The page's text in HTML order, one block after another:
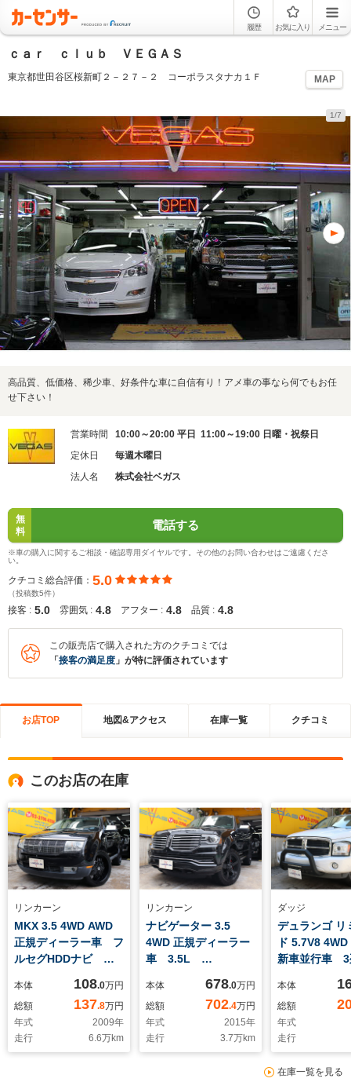
履歴 お気に入り メニュー
ｃａｒ ｃｌｕｂ ＶＥＧＡＳ
東京都世田谷区桜新町２－２７－２ コーポラスタナカ１Ｆ MAP
1/7
高品質、低価格、稀少車、好条件な車に自信有り！アメ車の事なら何でもお任
せ下さい！
営業時間
10:00～20:00 平日 11:00～19:00 日曜・祝祭日
定休日
毎週木曜日
法人名
株式会社ベガス
無
料
電話する
※車の購入に関するご相談・確認専用ダイヤルです。その他のお問い合わせはご遠慮くださ
い。
クチコミ総合評価： 5.0
（投稿数5件）
接客 : 5.0 雰囲気 : 4.8 アフター : 4.8 品質 : 4.8
この販売店で購入された方のクチコミでは
「接客の満足度 」が特に評価されています
お店TOP 地図&アクセス 在庫一覧 クチコミ
このお店の在庫
リンカーン
MKX 3.5 4WD AWD
正規ディーラー車 フ
ルセグHDDナビ パ
フ 黒革パワーシート
&シートクーラー 前
後シートヒーター パ
ワーリフトゲート 取
説 整備点検記録簿
本体 108.0万円
総額
137.8万円
年式
2009年
走行
6.6万km
リンカーン
ナビゲーター 3.5
4WD 正規ディーラー
車 3.5L
インターボ)4WD 黒
革3列シート8人乗
り フルセグナビ 電
動サイドステップ&リ
アゲート シートヒー
本体 678.0万円
総額
702.4万円
年式
2015年
走行
3.7万km
ダッジ
デュランゴ リ
ド 5.7V8
新車並行車 3
ディスプレイ
オ
FUEL18inA/
付ブルバー
テップ 社外
本体
総額
年式
走行
在庫一覧を見る